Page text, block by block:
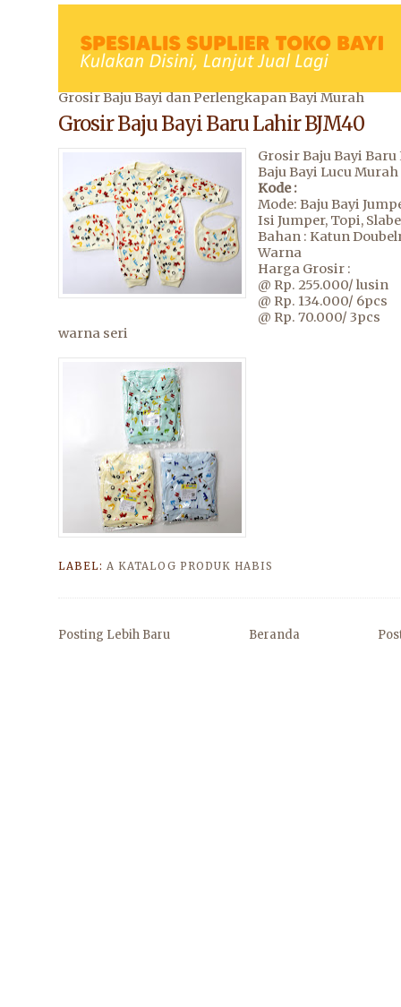
Grosir Baju Bayi dan Perlengkapan Bayi Murah
Grosir Baju Bayi Baru Lahir BJM40
Grosir Baju Bayi
Baju Bayi Lucu Murah
Kode :
Mode: Baju Bayi
Isi Jumper, Topi,
Bahan : Katun
Warna
Harga Grosir :
@ Rp. 255.000/ lusin
@ Rp. 134.000/ 6pcs
@ Rp. 70.000/ 3pcs
warna seri
LABEL:A KATALOG PRODUK HABIS
Posting Lebih Baru Beranda